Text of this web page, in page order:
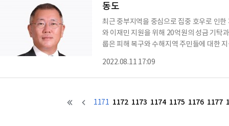
동도
최근 중부지역을 중심으로 집중 호우로 인
와 이재민 지원을 위해 20억원의 성금 기탁
룹은 피해 복구와 수해지역 주민들에 대한
급지원단을 꾸려 피해 지역에 생수와 라면
4대와 방역구호차량 1대를 투입해 오염된
2022.08.11 17:09
1171 1172 1173 1174 1175 1176 1177